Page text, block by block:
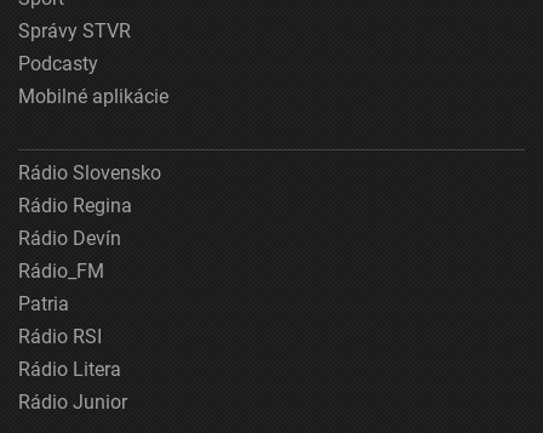
Správy STVR
Podcasty
Mobilné aplikácie
Rádio Slovensko
Rádio Regina
Rádio Devín
Rádio_FM
Patria
Rádio RSI
Rádio Litera
Rádio Junior